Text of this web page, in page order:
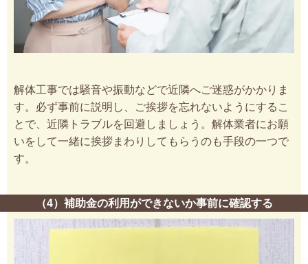
解体工事では騒音や振動などで近隣へご迷惑がかかりま
す。必ず事前に説明し、ご挨拶を忘れないようにするこ
とで、近隣トラブルを回避しましょう。解体業者にお願
いをして一緒に挨拶まわりしてもらうのも手段の一つで
す。
（4）補助金の利用ができないか事前に確認する